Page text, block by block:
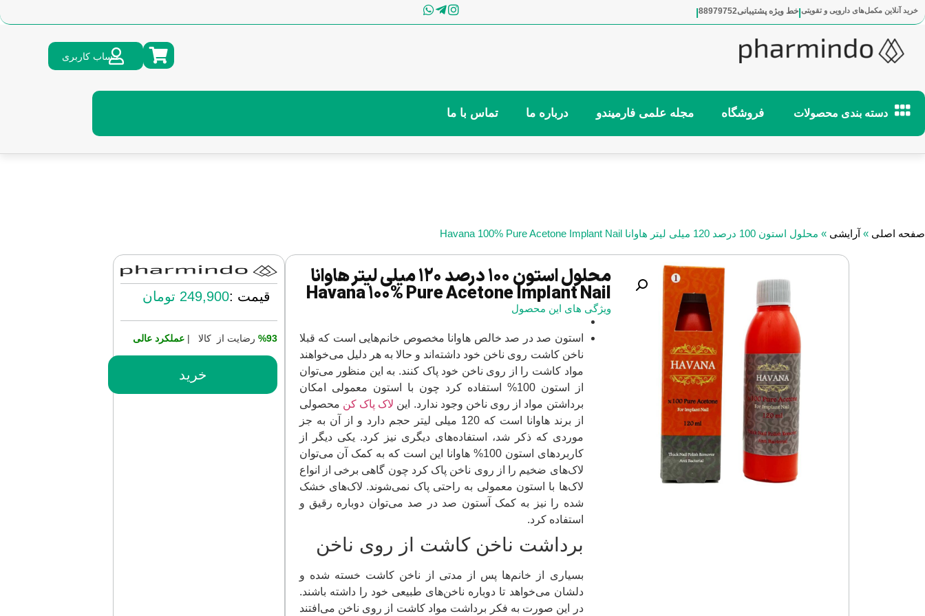
خرید آنلاین مکمل‌های دارویی و تقویتی|خط ویژه پشتیبانی88979752
|
حساب کاربری
دسته بندی محصولات فروشگاه مجله علمی فارمیندو درباره ما تماس با ما
صفحه اصلی » آرایشی » محلول استون 100 درصد 120 میلی لیتر هاوانا Havana 100% Pure Acetone Implant Nail
محلول استون 100 درصد 120 میلی لیتر هاوانا
Havana 100% Pure Acetone Implant Nail
ویژگی های این محصول
استون صد در صد خالص هاوانا مخصوص خانم‌هایی است که قبلا
ناخن کاشت روی ناخن خود داشته‌اند و حالا به هر دلیل می‌خواهند
مواد کاشت را از روی ناخن خود پاک کنند. به این منظور می‌توان
از استون 100% استفاده کرد چون با استون معمولی امکان
برداشتن مواد از روی ناخن وجود ندارد. این لاک پاک کن محصولی
از برند هاوانا است که 120 میلی لیتر حجم دارد و از آن به جز
موردی که ذکر شد، استفاده‌های دیگری نیز کرد. یکی دیگر از
کاربردهای استون 100% هاوانا این است که به کمک آن می‌توان
لاک‌های ضخیم را از روی ناخن پاک کرد چون گاهی برخی از انواع
لاک‌ها با استون معمولی به راحتی پاک نمی‌شوند. لاک‌های خشک
شده را نیز به کمک آستون صد در صد می‌توان دوباره رقیق و
استفاده کرد.
برداشت ناخن کاشت از روی ناخن
بسیاری از خانم‌ها پس از مدتی از ناخن کاشت خسته شده و
دلشان می‌خواهد تا دوباره ناخن‌های طبیعی خود را داشته باشند.
در این صورت به فکر برداشت مواد کاشت از روی ناخن می‌افتند
قیمت :249,900 تومان
%93 رضایت از کالا | عملکرد عالی
خرید